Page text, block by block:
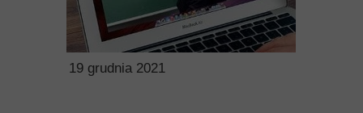
19 grudnia 2021